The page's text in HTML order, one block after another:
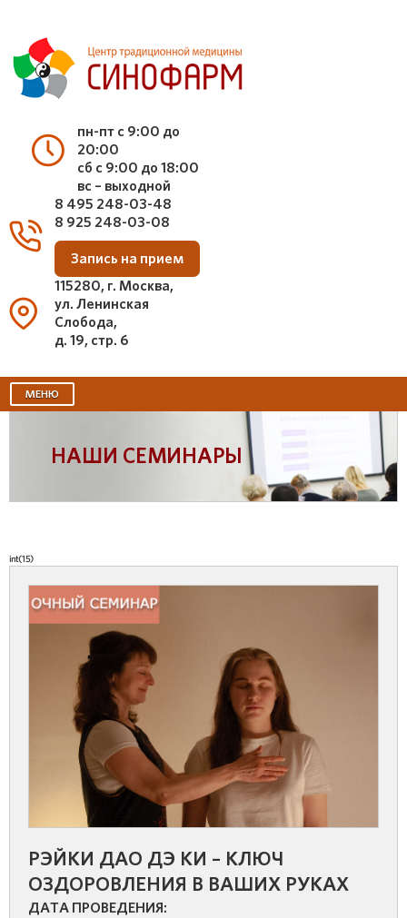
пн-пт с 9:00 до
20:00
сб с 9:00 до 18:00
вс – выходной
8 495 248-03-48
8 925 248-03-08
Запись на прием
115280, г. Москва,
ул. Ленинская
Слобода,
д. 19, стр. 6
МЕНЮ
НАШИ СЕМИНАРЫ
int(15)
РЭЙКИ ДАО ДЭ КИ – КЛЮЧ
ОЗДОРОВЛЕНИЯ В ВАШИХ РУКАХ
ДАТА ПРОВЕДЕНИЯ: